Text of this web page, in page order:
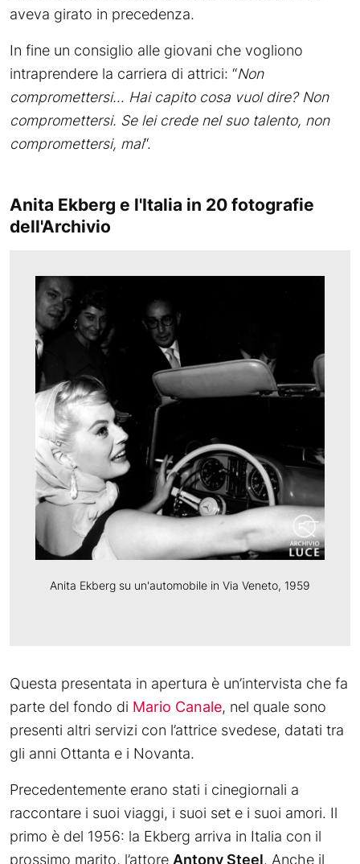
aveva girato in precedenza.
In fine un consiglio alle giovani che vogliono
intraprendere la carriera di attrici: “Non
compromettersi… Hai capito cosa vuol dire? Non
compromettersi. Se lei crede nel suo talento, non
compromettersi, mai“.
Anita Ekberg e l'Italia in 20 fotografie
dell'Archivio
Anita Ekberg su un'automobile in Via Veneto, 1959
Questa presentata in apertura è un’intervista che fa
parte del fondo di Mario Canale, nel quale sono
presenti altri servizi con l’attrice svedese, datati tra
gli anni Ottanta e i Novanta.
Precedentemente erano stati i cinegiornali a
raccontare i suoi viaggi, i suoi set e i suoi amori. Il
primo è del 1956: la Ekberg arriva in Italia con il
prossimo marito, l’attore Antony Steel. Anche il